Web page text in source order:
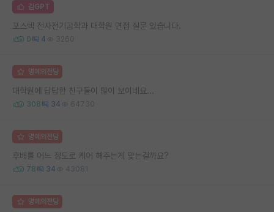
김GPT
포스텍 전자전기공학과 대학원 면접 질문 있습니다.
0 4 3260
명예의전당
대학원에 답답한 친구들이 많이 보이네요...
308 34 64730
명예의전당
후배를 어느 정도로 케어 해주는게 맞는걸까요?
78 34 43081
명예의전당